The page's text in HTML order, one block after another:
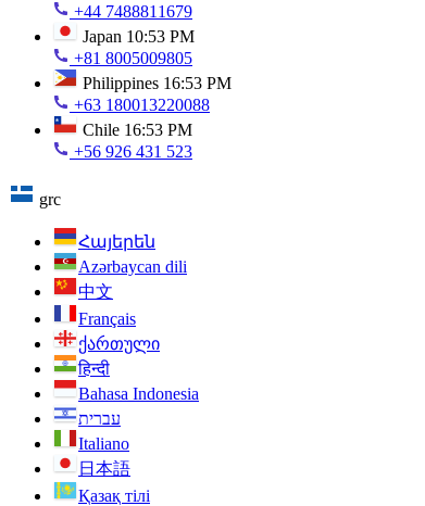
+44 7488811679
Japan 10:53 PM
+81 8005009805
Philippines 16:53 PM
+63 180013220088
Chile 16:53 PM
+56 926 431 523
grc
Հայերեն
Azərbaycan dili
中文
Français
ქართული
हिन्दी
Bahasa Indonesia
עברית
Italiano
日本語
Қазақ тілі